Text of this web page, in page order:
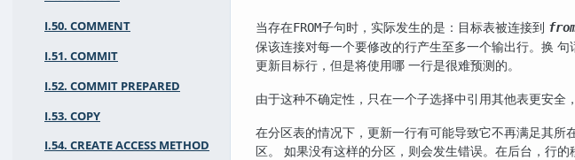
I.50. COMMENT
I.51. COMMIT
I.52. COMMIT PREPARED
I.53. COPY
I.54. CREATE ACCESS METHOD
当存在FROM子句时，实际发生的是：目标表被连接到
保该连接对每一个要修改的行产生至多一个输出行。换
更新目标行，但是将使用哪 一行是很难预测的。
由于这种不确定性，只在一个子选择中引用其他表更安全
在分区表的情况下，更新一行有可能导致它不再满足其
区。 如果没有这样的分区，则会发生错误。在后台，行的